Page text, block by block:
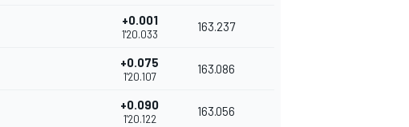
+0.001
1'20.033
163.237
+0.075
1'20.107
163.086
+0.090
1'20.122
163.056